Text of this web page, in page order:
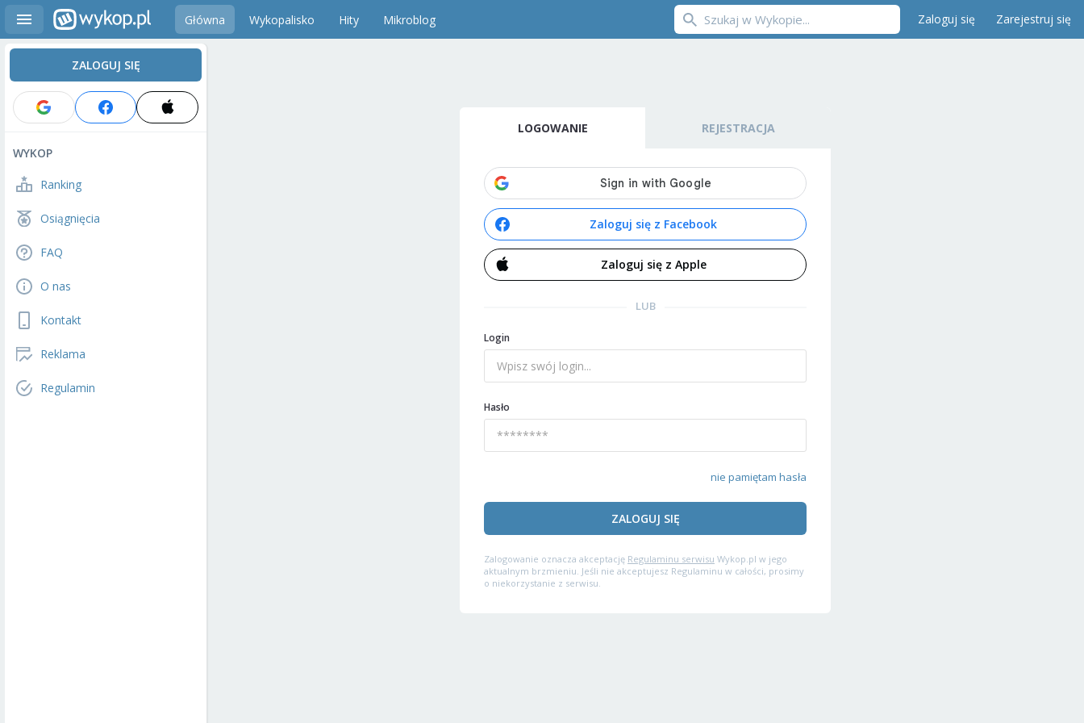
Główna Wykopalisko Hity Mikroblog Zaloguj się Zarejestruj się
ZALOGUJ SIĘ
WYKOP
Ranking
Osiągnięcia
FAQ
O nas
Kontakt
Reklama
Regulamin
LOGOWANIE REJESTRACJA
Zaloguj się z Facebook
Zaloguj się z Apple
LUB
Login
Hasło
nie pamiętam hasła
ZALOGUJ SIĘ
Zalogowanie oznacza akceptację Regulaminu serwisu Wykop.pl w jego
aktualnym brzmieniu. Jeśli nie akceptujesz Regulaminu w całości, prosimy
o niekorzystanie z serwisu.